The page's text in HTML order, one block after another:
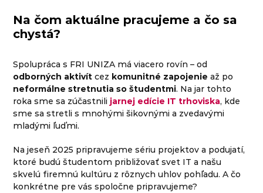
Na čom aktuálne pracujeme a čo sa
chystá?
Spolupráca s FRI UNIZA má viacero rovín – od
odborných aktivít cez komunitné zapojenie až po
neformálne stretnutia so študentmi. Na jar tohto
roka sme sa zúčastnili jarnej edície IT trhoviska, kde
sme sa stretli s mnohými šikovnými a zvedavými
mladými ľuďmi.
Na jeseň 2025 pripravujeme sériu projektov a podujatí,
ktoré budú študentom približovať svet IT a našu
skvelú firemnú kultúru z rôznych uhlov pohľadu. A čo
konkrétne pre vás spoločne pripravujeme?